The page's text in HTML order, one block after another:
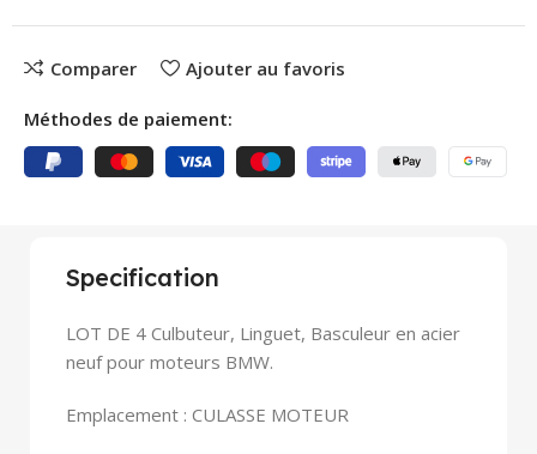
Comparer Ajouter au favoris
Méthodes de paiement:
Specification
LOT DE 4 Culbuteur, Linguet, Basculeur en acier
neuf pour moteurs BMW.
Emplacement : CULASSE MOTEUR